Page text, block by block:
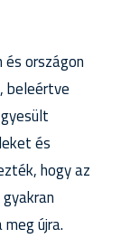
országon
beleértve
és
hogy az
újra.